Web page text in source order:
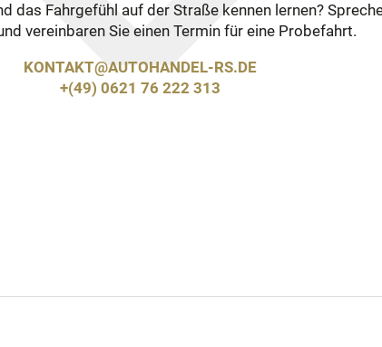
das Fahrgefühl auf der Straße kennen lernen?
vereinbaren Sie einen Termin für eine Probefahrt.
KONTAKT@AUTOHANDEL-RS.DE
+(49) 0621 76 222 313